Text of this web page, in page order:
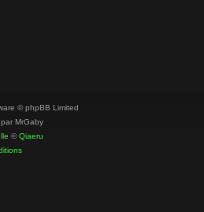
© phpBB Limited
MrGaby
©Qiaeru